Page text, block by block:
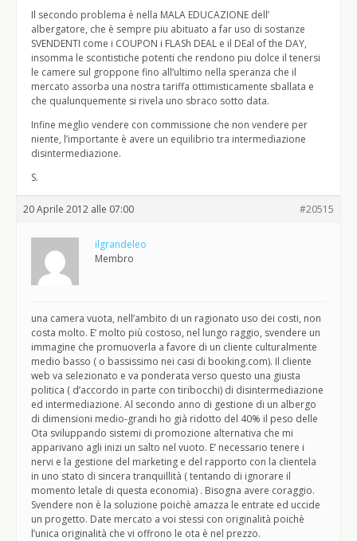
Il secondo problema è nella MALA EDUCAZIONE dell’
albergatore, che è sempre piu abituato a far uso di sostanze
SVENDENTI come i COUPON i FLASh DEAL e il DEal of the DAY,
insomma le scontistiche potenti che rendono piu dolce il tenersi
le camere sul groppone fino all’ultimo nella speranza che il
mercato assorba una nostra tariffa ottimisticamente sballata e
che qualunquemente si rivela uno sbraco sotto data.
Infine meglio vendere con commissione che non vendere per
niente, l’importante è avere un equilibrio tra intermediazione
disintermediazione.
S.
20 Aprile 2012 alle 07:00 #20515
ilgrandeleo
Membro
una camera vuota, nell’ambito di un ragionato uso dei costi, non
costa molto. E’ molto più costoso, nel lungo raggio, svendere un
immagine che promuoverla a favore di un cliente culturalmente
medio basso ( o bassissimo nei casi di booking.com). Il cliente
web va selezionato e va ponderata verso questo una giusta
politica ( d’accordo in parte con tiribocchi) di disintermediazione
ed intermediazione. Al secondo anno di gestione di un albergo
di dimensioni medio-grandi ho già ridotto del 40% il peso delle
Ota sviluppando sistemi di promozione alternativa che mi
apparivano agli inizi un salto nel vuoto. E’ necessario tenere i
nervi e la gestione del marketing e del rapporto con la clientela
in uno stato di sincera tranquillità ( tentando di ignorare il
momento letale di questa economia) . Bisogna avere coraggio.
Svendere non è la soluzione poichè amazza le entrate ed uccide
un progetto. Date mercato a voi stessi con originalità poichè
l’unica originalità che vi offrono le ota è nel prezzo.